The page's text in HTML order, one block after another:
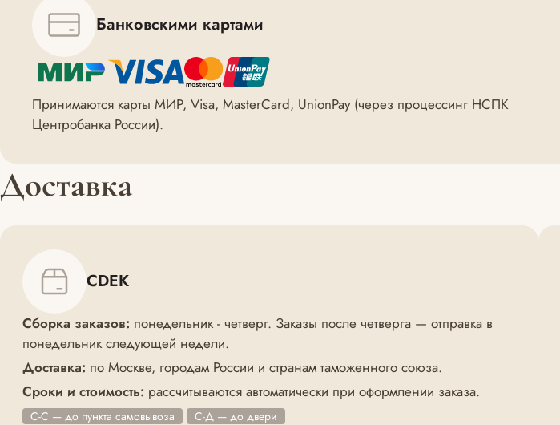
Банковскими картами
Принимаются карты МИР, Visa, MasterCard, UnionPay (через процессинг НСПК
Центробанка России).
Доставка
CDEK
Сборка заказов: понедельник - четверг. Заказы после четверга — отправка в
понедельник следующей недели.
Доставка: по Москве, городам России и странам таможенного союза.
Сроки и стоимость: рассчитываются автоматически при оформлении заказа.
С-С — до пункта самовывоза С-Д — до двери